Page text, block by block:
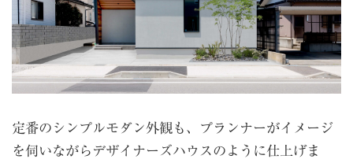
定番のシンプルモダン外観も、プランナーがイメージ
を伺いながらデザイナーズハウスのように仕上げま